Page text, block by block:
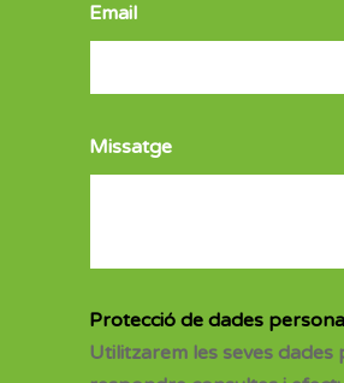
Email
Missatge
Protecció de dades
Utilitzarem les seves dades